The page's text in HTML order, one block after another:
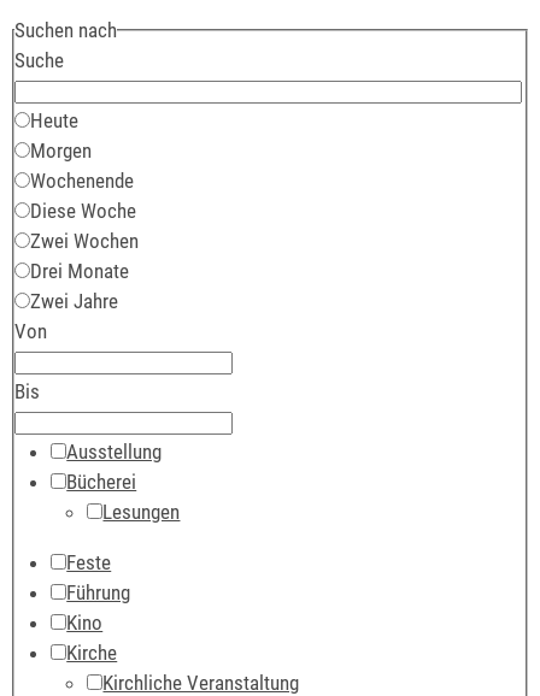
Suchen nach
Suche
Heute
Morgen
Wochenende
Diese Woche
Zwei Wochen
Drei Monate
Zwei Jahre
Von
Bis
Ausstellung
Bücherei
Lesungen
Feste
Führung
Kino
Kirche
Kirchliche Veranstaltung